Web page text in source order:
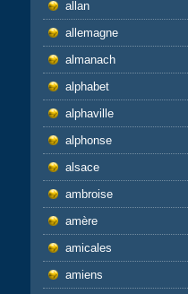
allan
allemagne
almanach
alphabet
alphaville
alphonse
alsace
ambroise
amère
amicales
amiens